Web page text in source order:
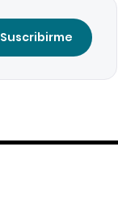
Suscribirme